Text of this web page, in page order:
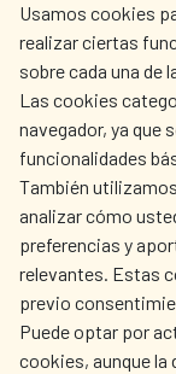
Usamos cookies
realizar ciertas
sobre cada una de
Las cookies
navegador, ya que
funcionalidades
También utilizamos
analizar cómo
preferencias y
relevantes. Estas
previo
Puede optar por
cookies, aunque la
AECID
L'ACTION
CULTURE ET
NOS RÉSEAUX